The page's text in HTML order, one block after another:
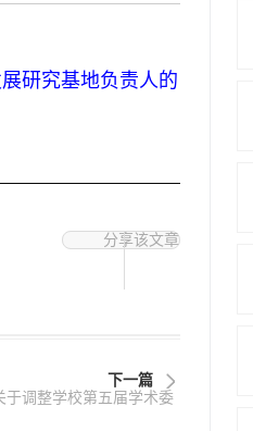
研究基地负责人的
分享该文章
下一篇
于调整学校第五届学术委